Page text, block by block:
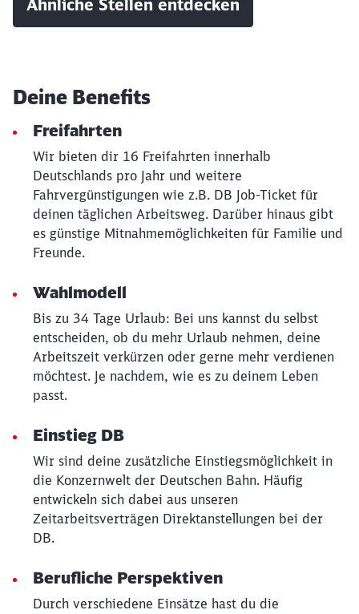
Ähnliche Stellen entdecken
Deine Benefits
Freifahrten
Wir bieten dir 16 Freifahrten innerhalb
Deutschlands pro Jahr und weitere
Fahrvergünstigungen wie z.B. DB Job-Ticket für
deinen täglichen Arbeitsweg. Darüber hinaus gibt
es günstige Mitnahmemöglichkeiten für Familie und
Freunde.
Wahlmodell
Bis zu 34 Tage Urlaub: Bei uns kannst du selbst
entscheiden, ob du mehr Urlaub nehmen, deine
Arbeitszeit verkürzen oder gerne mehr verdienen
möchtest. Je nachdem, wie es zu deinem Leben
passt.
Einstieg DB
Wir sind deine zusätzliche Einstiegsmöglichkeit in
die Konzernwelt der Deutschen Bahn. Häufig
entwickeln sich dabei aus unseren
Zeitarbeitsverträgen Direktanstellungen bei der
DB.
Berufliche Perspektiven
Durch verschiedene Einsätze hast du die
Möchten Sie zuweitergeleitet
werden?
Abbrechen Weiter